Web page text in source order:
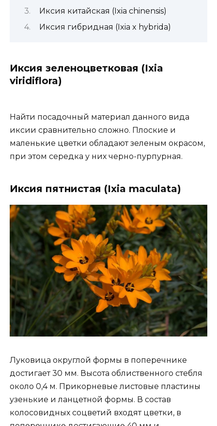
Иксия китайская (Ixia chinensis)
Иксия гибридная (Ixia x hybrida)
Иксия зеленоцветковая (Ixia
viridiflora)
Найти посадочный материал данного вида
иксии сравнительно сложно. Плоские и
маленькие цветки обладают зеленым окрасом,
при этом середка у них черно-пурпурная.
Иксия пятнистая (Ixia maculata)
Луковица округлой формы в поперечнике
достигает 30 мм. Высота облиственного стебля
около 0,4 м. Прикорневые листовые пластины
узенькие и ланцетной формы. В состав
колосовидных соцветий входят цветки, в